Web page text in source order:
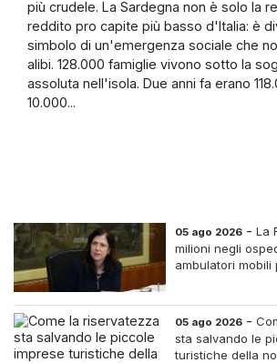
più crudele. La Sardegna non è solo la
reddito pro capite più basso d'Italia: è
simbolo di un'emergenza sociale che
alibi. 128.000 famiglie vivono sotto la
assoluta nell'isola. Due anni fa erano
10.000...
05 ago 2026 -La
milioni negli
ambulatori
05 ago 2026 -
sta salvando le
turistiche della